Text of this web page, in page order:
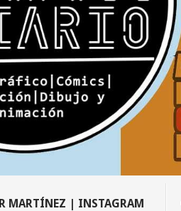
MARTÍNEZ | INSTAGRAM